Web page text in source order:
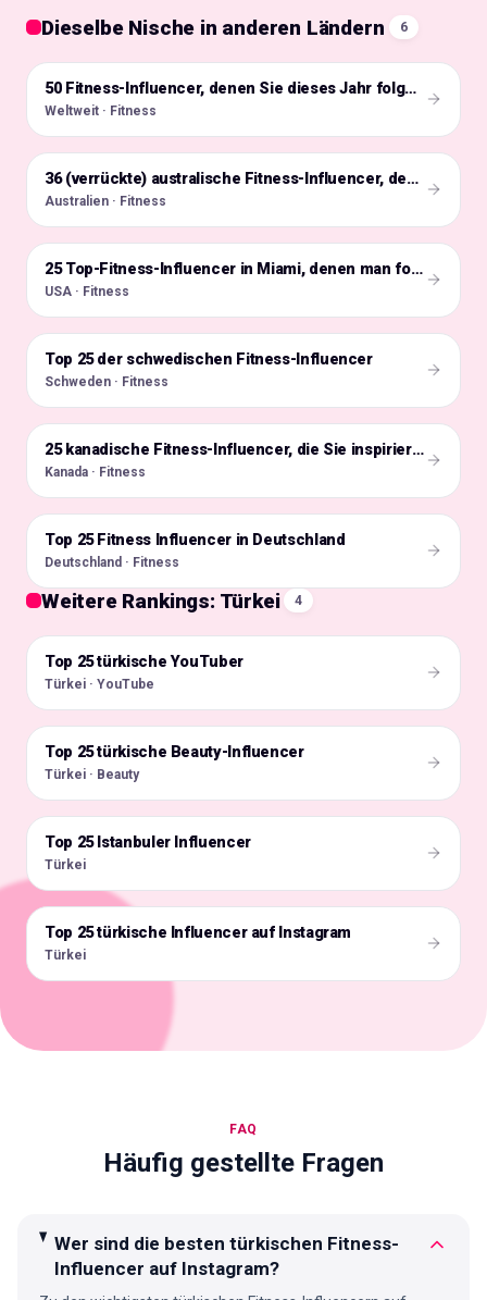
Dieselbe Nische in anderen Ländern 6
🌍 50 Fitness-Influencer, denen Sie dieses Jahr folgen müssen!
Weltweit · Fitness
🇦🇺 36 (verrückte) australische Fitness-Influencer, denen man folgen sollte
Australien · Fitness
🇺🇸 25 Top-Fitness-Influencer in Miami, denen man folgen sollte
USA · Fitness
🇸🇪
Top 25 der schwedischen Fitness-Influencer
Schweden · Fitness
🇨🇦 25 kanadische Fitness-Influencer, die Sie inspirieren
Kanada · Fitness
🇩🇪
Top 25 Fitness Influencer in Deutschland
Deutschland · Fitness
Weitere Rankings: Türkei 4
🇹🇷
Top 25 türkische YouTuber
Türkei · YouTube
🇹🇷
Top 25 türkische Beauty-Influencer
Türkei · Beauty
🇹🇷
Top 25 Istanbuler Influencer
Türkei
🇹🇷
Top 25 türkische Influencer auf Instagram
Türkei
FAQ
Häufig gestellte Fragen
Wer sind die besten türkischen Fitness-
Influencer auf Instagram?